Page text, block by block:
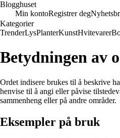
Blogghuset
Min kontoRegistrer deg
Kategorier
TrenderLysPlanterKunstHvitevarer
Betydningen av
Ordet indisere brukes til å beskrive
henvise til å angi eller påvise
sammenheng eller på andre områder.
Eksempler på bruk